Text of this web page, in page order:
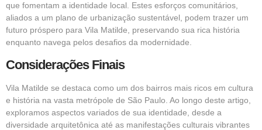
que fomentam a identidade local. Estes esforços comunitários,
aliados a um plano de urbanização sustentável, podem trazer um
futuro próspero para Vila Matilde, preservando sua rica história
enquanto navega pelos desafios da modernidade.
Considerações Finais
Vila Matilde se destaca como um dos bairros mais ricos em cultura
e história na vasta metrópole de São Paulo. Ao longo deste artigo,
exploramos aspectos variados de sua identidade, desde a
diversidade arquitetônica até as manifestações culturais vibrantes